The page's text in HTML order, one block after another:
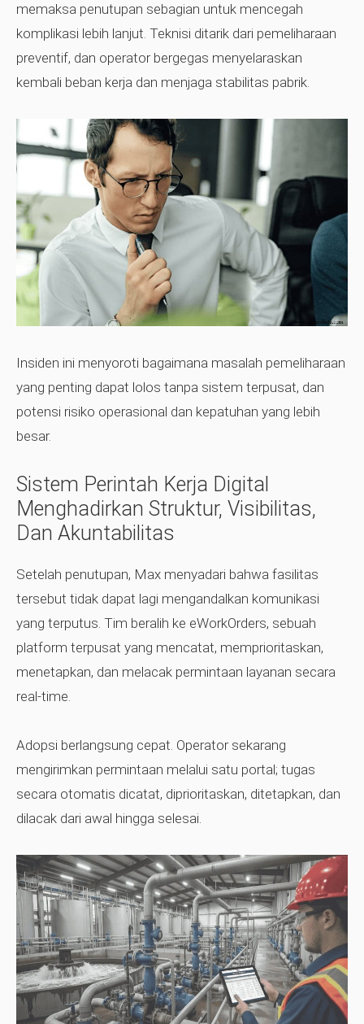
memaksa penutupan sebagian untuk mencegah
komplikasi lebih lanjut. Teknisi ditarik dari pemeliharaan
preventif, dan operator bergegas menyelaraskan
kembali beban kerja dan menjaga stabilitas pabrik.
Insiden ini menyoroti bagaimana masalah pemeliharaan
yang penting dapat lolos tanpa sistem terpusat, dan
potensi risiko operasional dan kepatuhan yang lebih
besar.
Sistem Perintah Kerja Digital
Menghadirkan Struktur, Visibilitas,
Dan Akuntabilitas
Setelah penutupan, Max menyadari bahwa fasilitas
tersebut tidak dapat lagi mengandalkan komunikasi
yang terputus. Tim beralih ke eWorkOrders, sebuah
platform terpusat yang mencatat, memprioritaskan,
menetapkan, dan melacak permintaan layanan secara
real-time.
Adopsi berlangsung cepat. Operator sekarang
mengirimkan permintaan melalui satu portal; tugas
secara otomatis dicatat, diprioritaskan, ditetapkan, dan
dilacak dari awal hingga selesai.